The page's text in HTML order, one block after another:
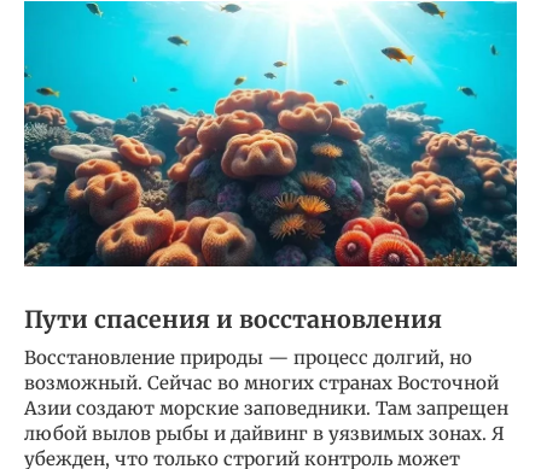
Пути спасения и восстановления
Восстановление природы — процесс долгий, но
возможный. Сейчас во многих странах Восточной
Азии создают морские заповедники. Там запрещен
любой вылов рыбы и дайвинг в уязвимых зонах. Я
убежден, что только строгий контроль может